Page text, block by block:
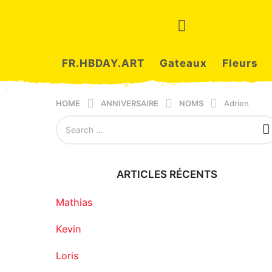
FR.HBDAY.ART Gateaux Fleurs
HOME ANNIVERSAIRE NOMS Adrien
o
:
ARTICLES RÉCENTS
Mathias
Kevin
Loris